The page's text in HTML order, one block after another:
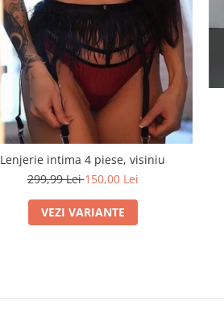
Lenjerie intima 4 piese, visiniu
299,99 Lei150,00 Lei
VEZI VARIANTE